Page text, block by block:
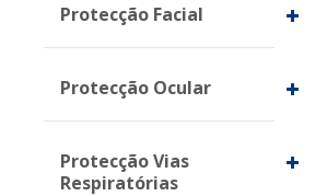
Protecção Facial
Protecção Ocular
Protecção Vias
Respiratórias